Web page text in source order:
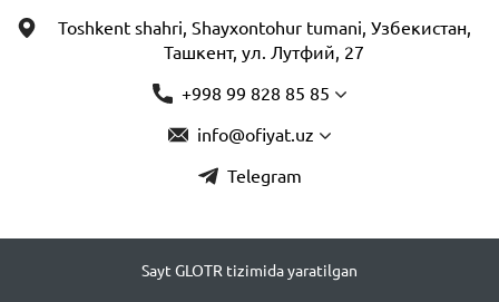
Toshkent shahri, Shayxontohur tumani, Узбекистан,
Ташкент, ул. Лутфий, 27
+998 99 828 85 85
info@ofiyat.uz
Telegram
Sayt GLOTR tizimida yaratilgan